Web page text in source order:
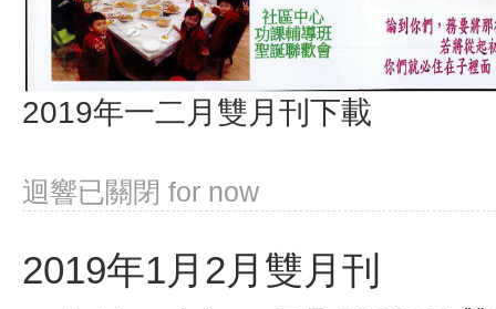
2019年一二月雙月刊下載
迴響已關閉 for now
2019年1月2月雙月刊